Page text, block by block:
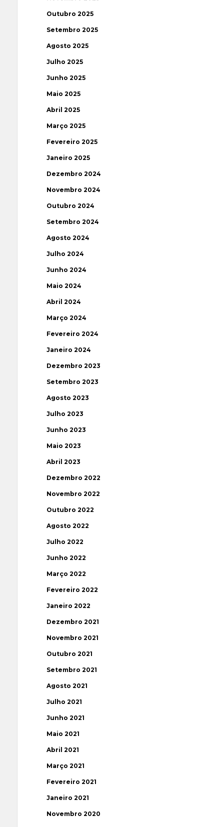
Outubro 2025
Setembro 2025
Agosto 2025
Julho 2025
Junho 2025
Maio 2025
Abril 2025
Março 2025
Fevereiro 2025
Janeiro 2025
Dezembro 2024
Novembro 2024
Outubro 2024
Setembro 2024
Agosto 2024
Julho 2024
Junho 2024
Maio 2024
Abril 2024
Março 2024
Fevereiro 2024
Janeiro 2024
Dezembro 2023
Setembro 2023
Agosto 2023
Julho 2023
Junho 2023
Maio 2023
Abril 2023
Dezembro 2022
Novembro 2022
Outubro 2022
Agosto 2022
Julho 2022
Junho 2022
Março 2022
Fevereiro 2022
Janeiro 2022
Dezembro 2021
Novembro 2021
Outubro 2021
Setembro 2021
Agosto 2021
Julho 2021
Junho 2021
Maio 2021
Abril 2021
Março 2021
Fevereiro 2021
Janeiro 2021
Novembro 2020